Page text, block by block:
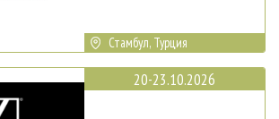
Стамбул, Турция
20-23.10.2026